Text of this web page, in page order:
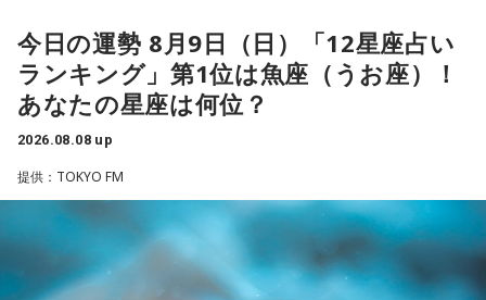
シーズン、ヤクルトの監督を務め、前年最下位からの日本
一、球団初のリーグ連覇を成し遂げた。
選手としても指揮官としてもヤクルトが誇る球界のレジェン
ドといえる髙津が8月15日（土）に神宮球場で行われる「ヤ
クルト×DeNA」に『ニッポン放送ショウアップナイター』の
スペシャルゲスト解説として登場する。現役時代は『ニッポ
ン放送ショウアップナイター』の事前情報番組でレギュラー
出演コーナーを持つなど、ニッポン放送リスナーにはお馴染
今日の運勢 8月9日（日）「12星座占い
ランキング」第1位は魚座（うお座）！
あなたの星座は何位？
2026.08.08 up
提供：TOKYO FM